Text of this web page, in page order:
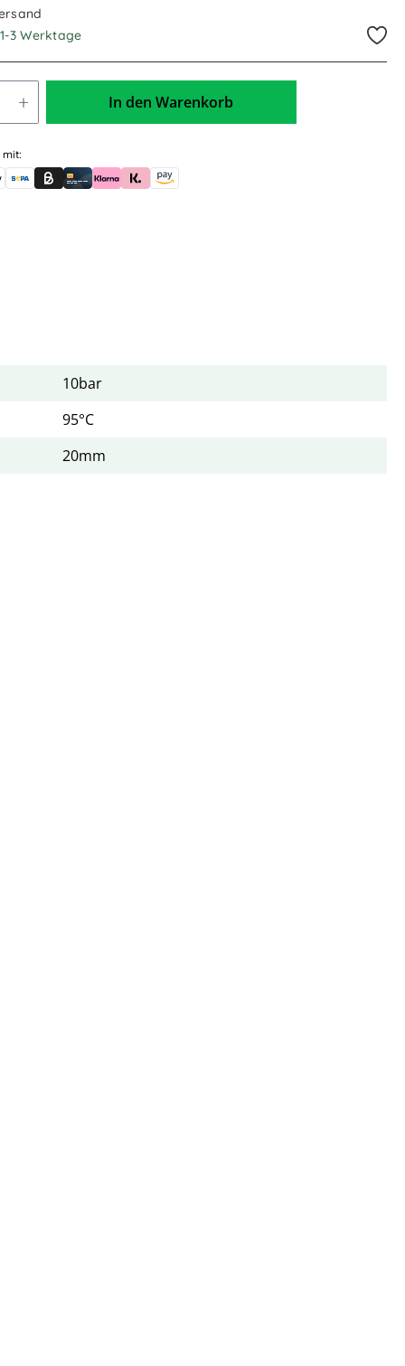
3 Werktage
In den Warenkorb
mit:
(für Behörden)
Pay
Banküberweisung (vorab)
Rechnungskauf (Billie)
Kreditkarte
Rechnung oder Ratenkauf (Klarna)
Sofortüberweisung (Klarna)
Amazon Pay
10bar
95°C
20mm